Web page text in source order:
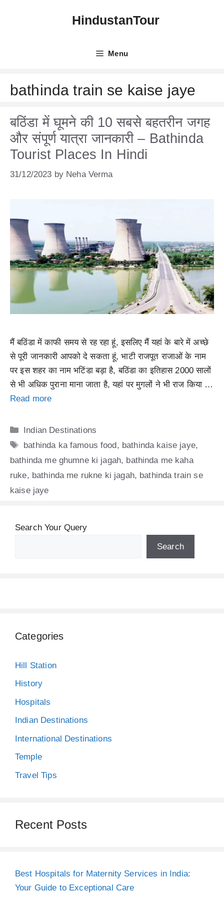
HindustanTour
Menu
bathinda train se kaise jaye
बठिंडा में घूमने की 10 सबसे बहतरीन जगह
और संपूर्ण यात्रा जानकारी – Bathinda
Tourist Places In Hindi
31/12/2023 by Neha Verma
मैं बठिंडा में काफी समय से रह रहा हूं, इसलिए मैं यहां के बारे में अच्छे
से पूरी जानकारी आपको दे सकता हूं, भाटी राजपूत राजाओं के नाम
पर इस शहर का नाम भटिंडा बड़ा है, बठिंडा का इतिहास 2000 सालों
से भी अधिक पुराना माना जाता है, यहां पर मुगलों ने भी राज किया …
Read more
Categories
Indian Destinations
Tags
bathinda ka famous food, bathinda kaise jaye,
bathinda me ghumne ki jagah, bathinda me kaha
ruke, bathinda me rukne ki jagah, bathinda train se
kaise jaye
Search Your Query
Search
Categories
Hill Station
History
Hospitals
Indian Destinations
International Destinations
Temple
Travel Tips
Recent Posts
Best Hospitals for Maternity Services in India:
Your Guide to Exceptional Care